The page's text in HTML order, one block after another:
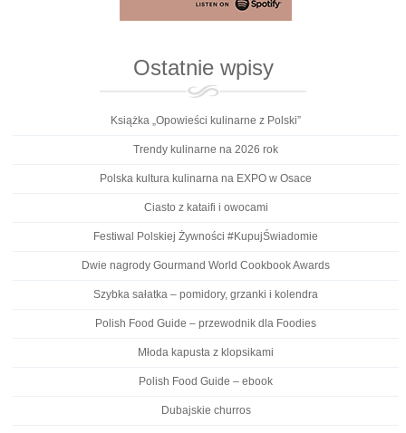
Ostatnie wpisy
Książka „Opowieści kulinarne z Polski”
Trendy kulinarne na 2026 rok
Polska kultura kulinarna na EXPO w Osace
Ciasto z kataifi i owocami
Festiwal Polskiej Żywności #KupujŚwiadomie
Dwie nagrody Gourmand World Cookbook Awards
Szybka sałatka – pomidory, grzanki i kolendra
Polish Food Guide – przewodnik dla Foodies
Młoda kapusta z klopsikami
Polish Food Guide – ebook
Dubajskie churros